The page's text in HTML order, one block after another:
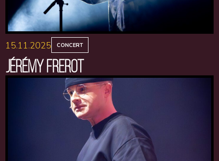
15.11.2025 CONCERT
JÉRÉMY FREROT